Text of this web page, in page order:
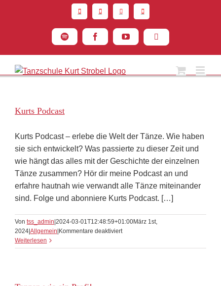
Spotify FacebookYouTube Instagram
Kurts Podcast
Kurts Podcast – erlebe die Welt der Tänze. Wie haben
sie sich entwickelt? Was passierte zu dieser Zeit und
wie hängt das alles mit der Geschichte der einzelnen
Tänze zusammen? Hör dir meine Podcast an und
erfahre hautnah wie verwandt alle Tänze miteinander
sind. Folge und abonniere Kurts Podcast. […]
Von tss_admin 2024-03-01T12:48:59+01:00März 1st,
2024 Allgemein Kommentare deaktiviertfür
Podcast
Weiterlesen